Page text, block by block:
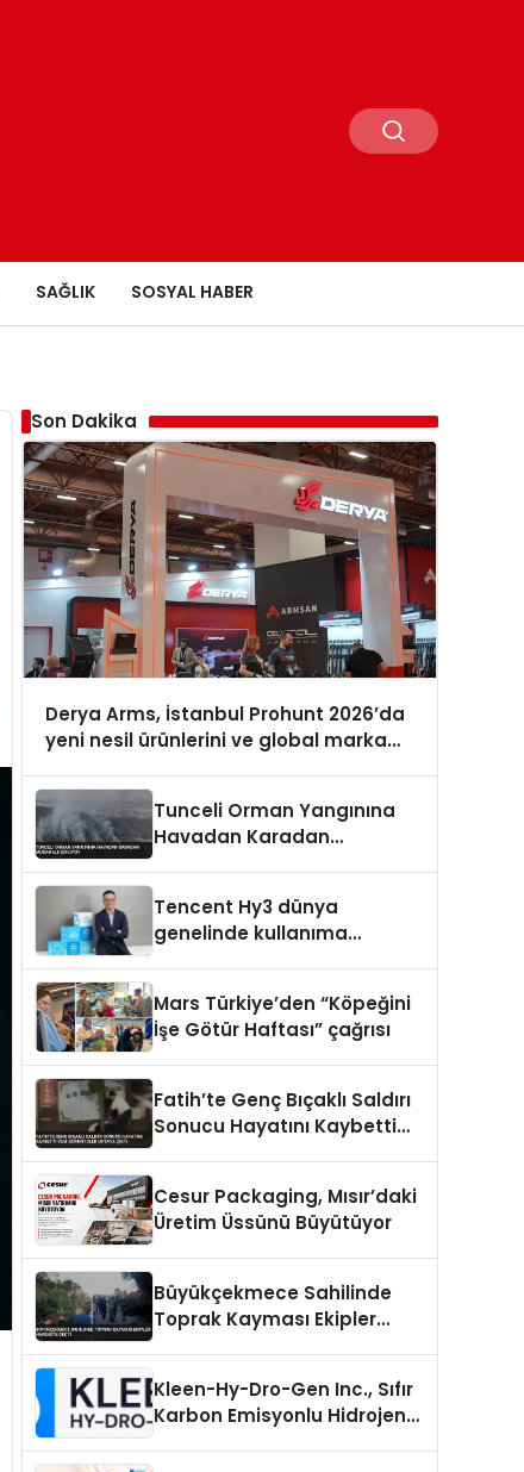
SAĞLIK SOSYAL HABER
Son Dakika
Derya Arms, İstanbul Prohunt 2026’da
yeni nesil ürünlerini ve global marka
Tunceli Orman Yangınına
Havadan Karadan
Tencent Hy3 dünya
genelinde kullanıma
Mars Türkiye’den “Köpeğini
İşe Götür Haftası” çağrısı
Fatih’te Genç Bıçaklı Saldırı
Sonucu Hayatını Kaybetti
Cesur Packaging, Mısır’daki
Üretim Üssünü Büyütüyor
Büyükçekmece Sahilinde
Toprak Kayması Ekipler
Kleen-Hy-Dro-Gen Inc., Sıfır
Karbon Emisyonlu Hidrojen